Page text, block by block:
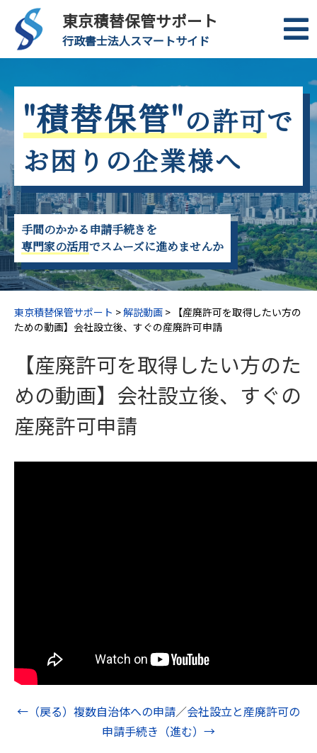
東京積替保管サポート
行政書士法人スマートサイド
"積替保管"の許可で
お困りの企業様へ
手間のかかる申請手続きを
専門家の活用でスムーズに進めませんか
東京積替保管サポート >解説動画 > 【産廃許可を取得したい方の
ための動画】会社設立後、すぐの産廃許可申請
【産廃許可を取得したい方のた
めの動画】会社設立後、すぐの
産廃許可申請
←（戻る）複数自治体への申請／会社設立と産廃許可の
申請手続き（進む）→